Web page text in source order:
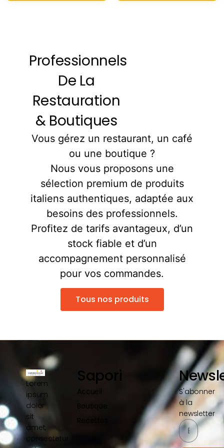
Professionnels
De La
Restauration
& Boutiques
Vous gérez un restaurant, un café
ou une boutique ?
Nous vous proposons une
sélection premium de produits
italiens authentiques, adaptée aux
besoins des professionnels.
Profitez de tarifs avantageux, d’un
stock fiable et d’un
accompagnement personnalisé
pour vos commandes.
Tous nos produits
Lorem
ipsum
dolor
sit
amet,
consectetur
Sapori
Accueil
S'abonner
à la
newsletter